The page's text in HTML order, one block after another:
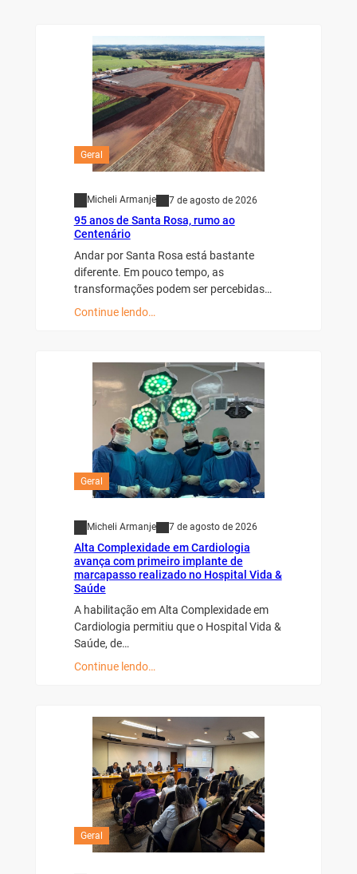
Geral
Micheli Armanje 7 de agosto de 2026
95 anos de Santa Rosa, rumo ao
Centenário
Andar por Santa Rosa está bastante
diferente. Em pouco tempo, as
transformações podem ser percebidas…
Continue lendo…
Geral
Micheli Armanje 7 de agosto de 2026
Alta Complexidade em Cardiologia
avança com primeiro implante de
marcapasso realizado no Hospital Vida &
Saúde
A habilitação em Alta Complexidade em
Cardiologia permitiu que o Hospital Vida &
Saúde, de…
Continue lendo…
Geral